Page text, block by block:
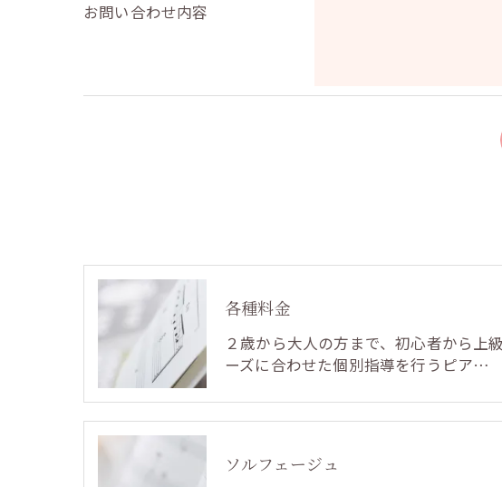
お問い合わせ内容
各種料金
２歳から大人の方まで、初心者から上
ーズに合わせた個別指導を行うピア…
ソルフェージュ